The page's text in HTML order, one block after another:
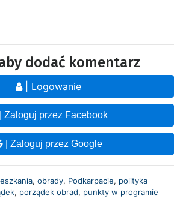
dodać komentarz
| Logowanie
| Zaloguj przez Facebook
| Zaloguj przez Google
, obrady, Podkarpacie, polityka
, porządek obrad, punkty w programie